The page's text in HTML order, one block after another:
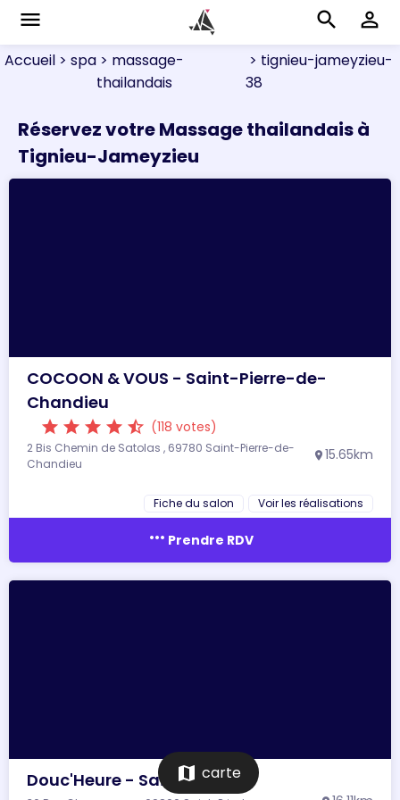
menu search perm_identity
Accueil > spa > massage-
thailandais
> tignieu-jameyzieu-
38
Réservez votre Massage thailandais à
Tignieu-Jameyzieu
COCOON & VOUS - Saint-Pierre-de-
Chandieu
star star star star star_half (118 votes)
2 Bis Chemin de Satolas , 69780 Saint-Pierre-de-
Chandieu
location_on 15.65km
Fiche du salon Voir les réalisations
more_horiz Prendre RDV
Douc'Heure - Saint-Priest
map carte